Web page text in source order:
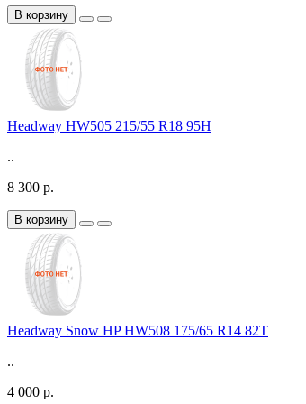
В корзину
Headway HW505 215/55 R18 95H
..
8 300 р.
В корзину
Headway Snow HP HW508 175/65 R14 82T
..
4 000 р.